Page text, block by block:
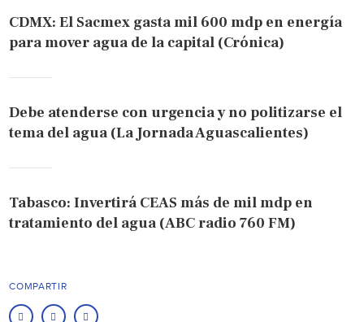
CDMX: El Sacmex gasta mil 600 mdp en energía
para mover agua de la capital (Crónica)
Debe atenderse con urgencia y no politizarse el
tema del agua (La Jornada Aguascalientes)
Tabasco: Invertirá CEAS más de mil mdp en
tratamiento del agua (ABC radio 760 FM)
COMPARTIR